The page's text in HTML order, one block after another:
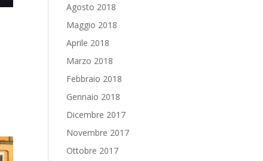
Agosto 2018
Maggio 2018
Aprile 2018
Marzo 2018
Febbraio 2018
Gennaio 2018
Dicembre 2017
Novembre 2017
Ottobre 2017